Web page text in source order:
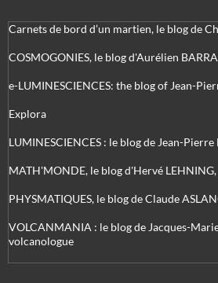
Carnets de bord d’un martien, le blog de
COSMOGONIES, le blog d'Aurélien
e-LUMINESCIENCES: the blog of Jean-
Explora
LUMINESCIENCES : le blog de Jean-
MATH'MONDE, le blog d'Hervé
PHYSMATIQUES, le blog de Claude
VOLCANMANIA : le blog de Jacques-
volcanologue